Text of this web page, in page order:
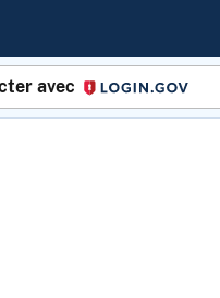
avec Login.gov